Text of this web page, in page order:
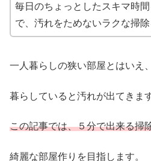
毎日のちょっとしたスキマ時
で、汚れをためないラクな掃除
一人暮らしの狭い部屋とはいえ、
暮らしていると汚れが出てきます
この記事では、５分で出来る掃
綺麗な部屋作りを目指します。